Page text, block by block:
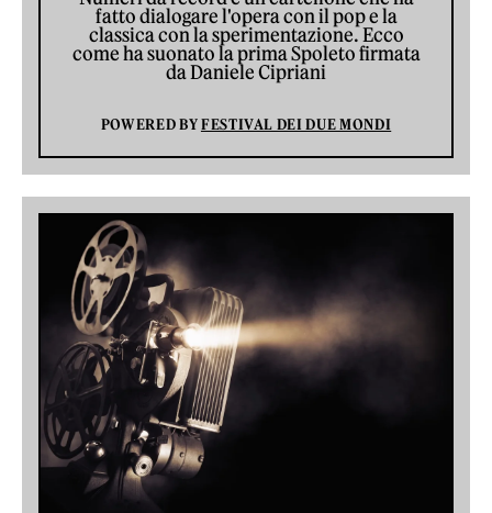
fatto dialogare l'opera con il pop e la
classica con la sperimentazione. Ecco
come ha suonato la prima Spoleto firmata
da Daniele Cipriani
POWERED BYFESTIVAL DEI DUE MONDI